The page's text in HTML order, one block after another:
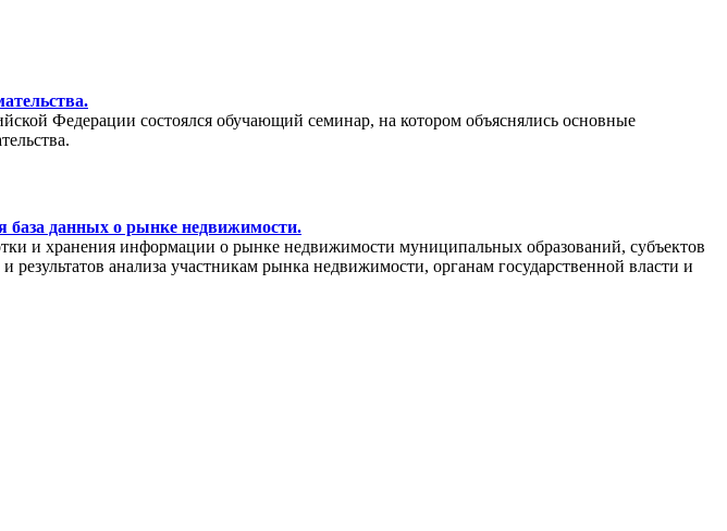
Федерации состоялся обучающий семинар, на котором объяснялись основные
база данных о рынке недвижимости.
и хранения информации о рынке недвижимости муниципальных образований, субъектов
анализа участникам рынка недвижимости, органам государственной власти и